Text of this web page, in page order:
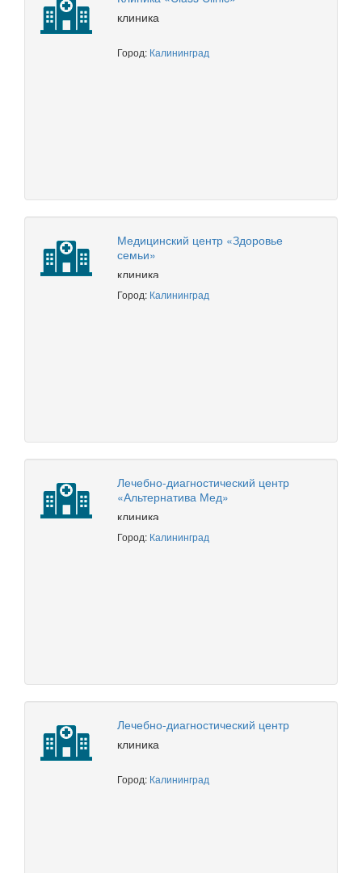
клиника
Город: Калининград
Медицинский центр «Здоровье
семьи»
клиника
Город: Калининград
Лечебно-диагностический центр
«Альтернатива Мед»
клиника
Город: Калининград
Лечебно-диагностический центр
клиника
Город: Калининград